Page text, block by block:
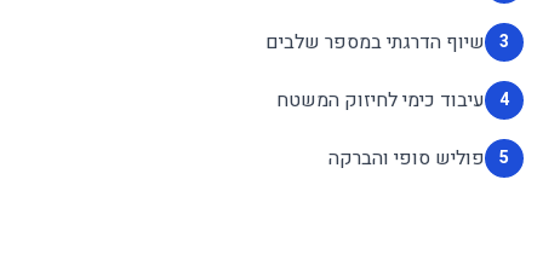
3 שיוף הדרגתי במספר שלבים
4 עיבוד כימי לחיזוק המשטח
5 פוליש סופי והברקה